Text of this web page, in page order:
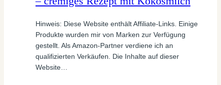
Hinweis: Diese Website enthält Affiliate-Links. Einige
Produkte wurden mir von Marken zur Verfügung
gestellt. Als Amazon-Partner verdiene ich an
qualifizierten Verkäufen. Die Inhalte auf dieser
Website…